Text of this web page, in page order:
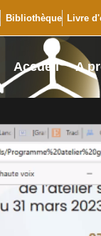
Bibliothèque Livre
Accueil A